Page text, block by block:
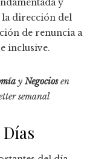
y
dirección del
de renuncia a
inclusive.
y Negociosen
semanal